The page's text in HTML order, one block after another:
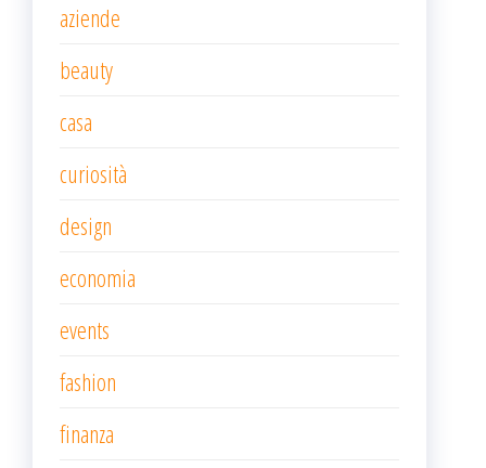
aziende
beauty
casa
curiosità
design
economia
events
fashion
finanza